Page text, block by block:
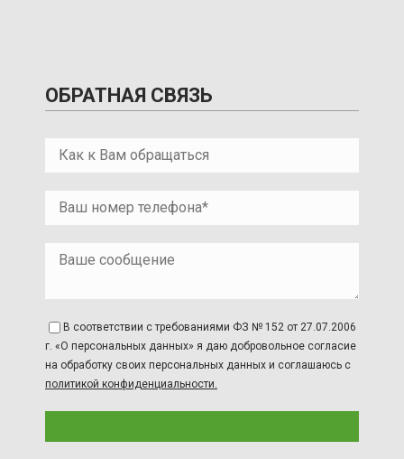
ОБРАТНАЯ СВЯЗЬ
В соответствии с требованиями ФЗ № 152 от 27.07.2006
г. «О персональных данных» я даю добровольное согласие
на обработку своих персональных данных и соглашаюсь с
политикой конфиденциальности.